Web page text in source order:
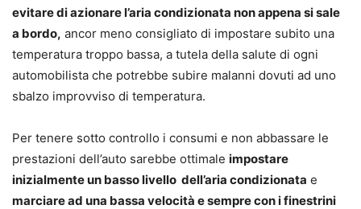
evitare di azionare l’aria condizionata non appena si sale
a bordo, ancor meno consigliato di impostare subito una
temperatura troppo bassa, a tutela della salute di ogni
automobilista che potrebbe subire malanni dovuti ad uno
sbalzo improvviso di temperatura.
Per tenere sotto controllo i consumi e non abbassare le
prestazioni dell’auto sarebbe ottimale impostare
inizialmente un basso livello dell’aria condizionata e
marciare ad una bassa velocità e sempre con i finestrini